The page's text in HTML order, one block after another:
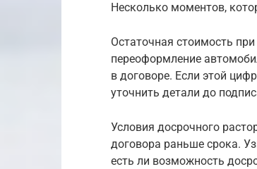
Несколько моментов,
Остаточная стоимость
переоформление
в договоре. Если этой
уточнить детали до
Условия досрочного
договора раньше срока.
есть ли возможность